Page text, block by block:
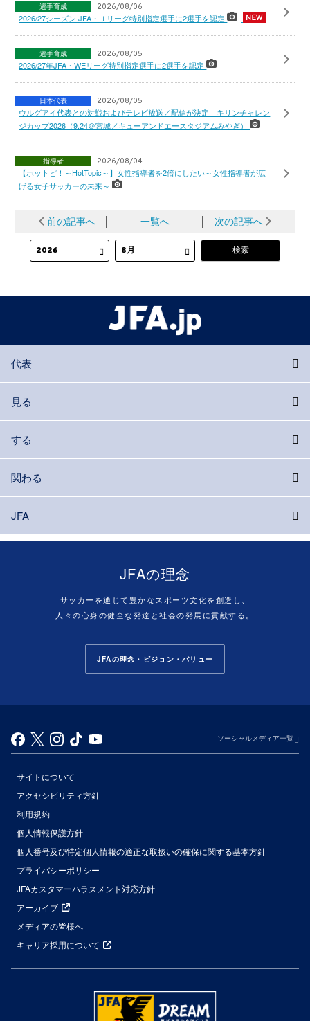
選手育成 2026/08/06
2026/27シーズン JFA・Ｊリーグ特別指定選手に2選手を認定
選手育成 2026/08/05
2026/27年JFA・WEリーグ特別指定選手に2選手を認定
日本代表 2026/08/05
ウルグアイ代表との対戦およびテレビ放送／配信が決定 キリンチャレン
ジカップ2026（9.24＠宮城／キューアンドエースタジアムみやぎ）
指導者 2026/08/04
【ホットピ！～HotTopic～】女性指導者を2倍にしたい～女性指導者が広
げる女子サッカーの未来～
前の記事へ │ 一覧へ │ 次の記事へ
代表
見る
する
関わる
JFA
JFAの理念
サッカーを通じて豊かなスポーツ文化を創造し、
人々の心身の健全な発達と社会の発展に貢献する。
JFAの理念・ビジョン・バリュー
ソーシャルメディア一覧
サイトについて
アクセシビリティ方針
利用規約
個人情報保護方針
個人番号及び特定個人情報の適正な取扱いの確保に関する基本方針
プライバシーポリシー
JFAカスタマーハラスメント対応方針
アーカイブ
メディアの皆様へ
キャリア採用について